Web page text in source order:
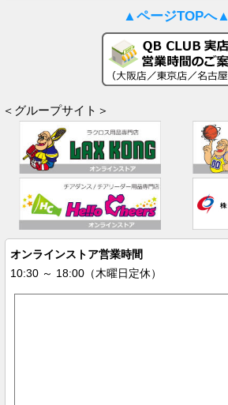
▲ページTOPへ▲
＜グループサイト＞
オンラインストア営業時間
10:30 ～ 18:00（木曜日定休）